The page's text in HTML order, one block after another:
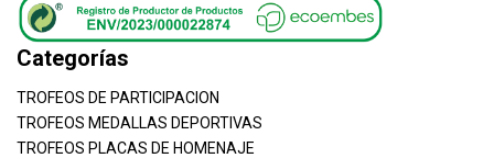
Categorías
TROFEOS DE PARTICIPACION
TROFEOS MEDALLAS DEPORTIVAS
TROFEOS PLACAS DE HOMENAJE